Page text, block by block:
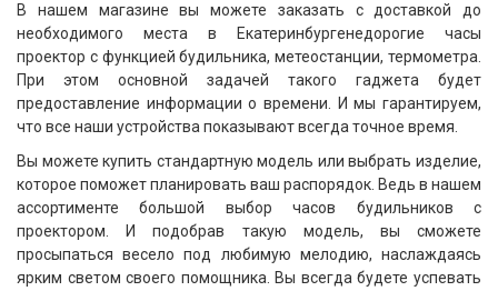
В нашем магазине вы можете заказать с доставкой до
необходимого места в Екатеринбургенедорогие часы
проектор с функцией будильника, метеостанции, термометра.
При этом основной задачей такого гаджета будет
предоставление информации о времени. И мы гарантируем,
что все наши устройства показывают всегда точное время.
Вы можете купить стандартную модель или выбрать изделие,
которое поможет планировать ваш распорядок. Ведь в нашем
ассортименте большой выбор часов будильников с
проектором. И подобрав такую модель, вы сможете
просыпаться весело под любимую мелодию, наслаждаясь
ярким светом своего помощника. Вы всегда будете успевать